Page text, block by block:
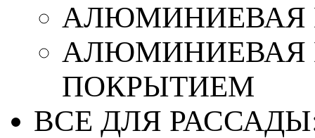
АЛЮМИНИЕВАЯ
АЛЮМИНИЕВАЯ
ПОКРЫТИЕМ
ВСЕ ДЛЯ